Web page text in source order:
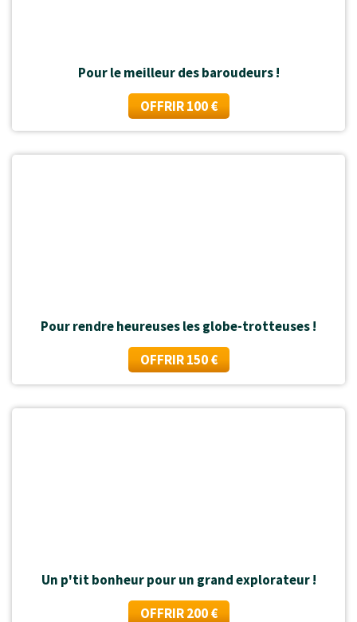
Pour le meilleur des baroudeurs !
OFFRIR 100 €
Pour rendre heureuses les globe-trotteuses !
OFFRIR 150 €
Un p'tit bonheur pour un grand explorateur !
OFFRIR 200 €